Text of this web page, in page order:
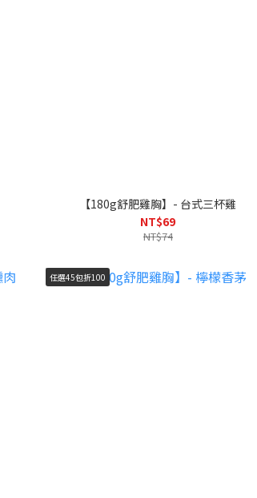
【180g舒肥雞胸】- 台式三杯雞
NT$69
NT$74
任選45包折100